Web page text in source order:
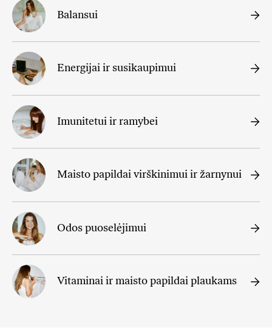
Balansui
Energijai ir susikaupimui
Imunitetui ir ramybei
Maisto papildai virškinimui ir žarnynui
Odos puoselėjimui
Vitaminai ir maisto papildai plaukams